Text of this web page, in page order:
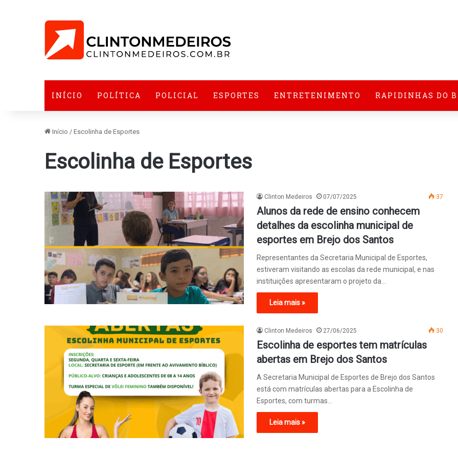
INÍCIO POLÍTICA POLICIAL ESPORTES ENTRETENIMENTO RAPIDINHAS DO
Início / Escolinha de Esportes
Escolinha de Esportes
Clinton Medeiros 07/07/2025 37
Alunos da rede de ensino conhecem
detalhes da escolinha municipal de
esportes em Brejo dos Santos
Representantes da Secretaria Municipal de Esportes,
estiveram visitando as escolas da rede municipal, e nas
instituições apresentaram o projeto da…
Leia mais »
Clinton Medeiros 27/06/2025 30
Escolinha de esportes tem matrículas
abertas em Brejo dos Santos
A Secretaria Municipal de Esportes de Brejo dos Santos
está com matrículas abertas para a Escolinha de
Esportes, com turmas…
Leia mais »